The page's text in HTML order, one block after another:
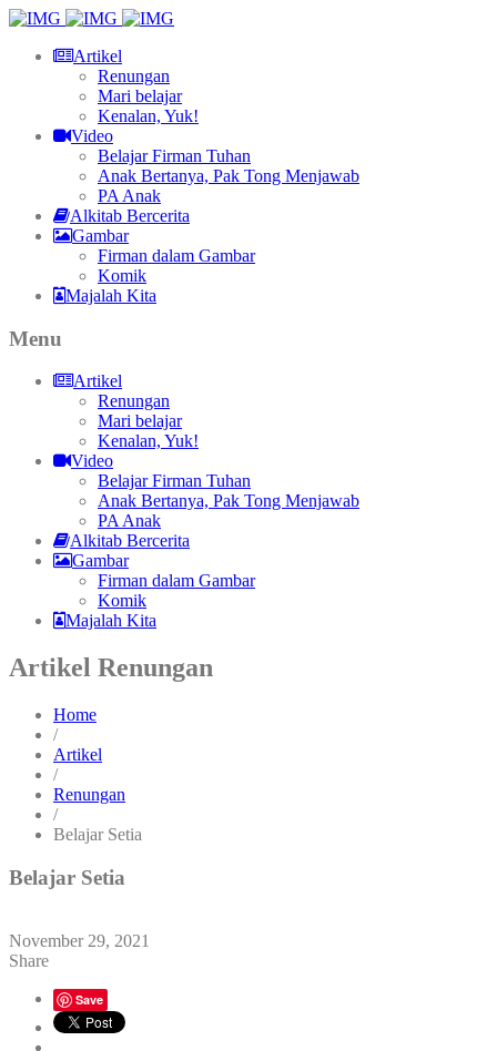
Artikel
Renungan
Mari belajar
Kenalan, Yuk!
Video
Belajar Firman Tuhan
Anak Bertanya, Pak Tong Menjawab
PA Anak
Alkitab Bercerita
Gambar
Firman dalam Gambar
Komik
Majalah Kita
Menu
Artikel
Renungan
Mari belajar
Kenalan, Yuk!
Video
Belajar Firman Tuhan
Anak Bertanya, Pak Tong Menjawab
PA Anak
Alkitab Bercerita
Gambar
Firman dalam Gambar
Komik
Majalah Kita
Artikel Renungan
Home
/
Artikel
/
Renungan
/
Belajar Setia
Belajar Setia
November 29, 2021
Share
Save